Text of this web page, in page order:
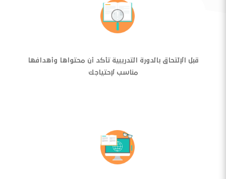
قبل الإلتحاق بالدورة التدريبية تأكد أن محتواها وأهدافها
مناسب لإحتياجك